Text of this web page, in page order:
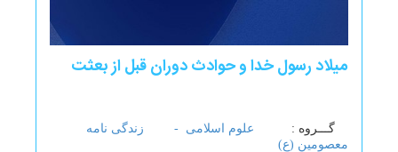
میلاد رسول خدا و حوادث دوران قبل از بعثت
گـــروه : علوم اسلامی -
زندگی نامه
معصومین (ع)